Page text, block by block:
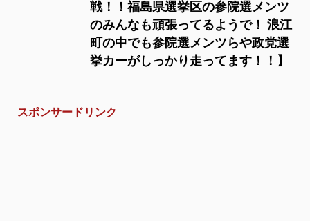
戦！！福島県選挙区の参院選メンツ
のみんなも頑張ってるようで！ 浪江
町の中でも参院選メンツらや政党選
挙カーがしっかり走ってます！！】
スポンサードリンク